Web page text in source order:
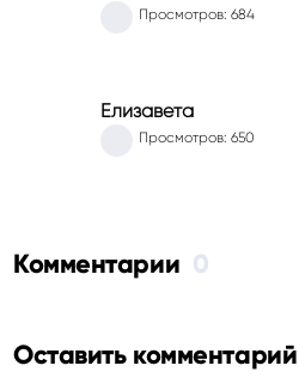
Просмотров: 684
Елизавета
Просмотров: 650
Комментарии 0
Оставить комментарий